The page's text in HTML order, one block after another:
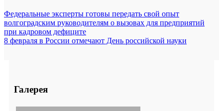
Федеральные эксперты готовы передать свой опыт
волгоградским руководителям о вызовах для предприятий
при кадровом дефиците
8 февраля в России отмечают День российской науки
Галерея